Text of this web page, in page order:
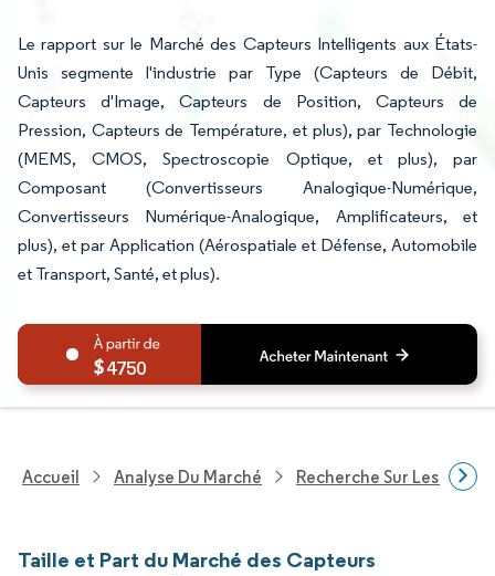
Le rapport sur le Marché des Capteurs Intelligents aux États-
Unis segmente l'industrie par Type (Capteurs de Débit,
Capteurs d'Image, Capteurs de Position, Capteurs de
Pression, Capteurs de Température, et plus), par Technologie
(MEMS, CMOS, Spectroscopie Optique, et plus), par
Composant (Convertisseurs Analogique-Numérique,
Convertisseurs Numérique-Analogique, Amplificateurs, et
plus), et par Application (Aérospatiale et Défense, Automobile
et Transport, Santé, et plus).
4750
Accueil Analyse Du Marché Recherche Sur Les
Taille et Part du Marché des Capteurs